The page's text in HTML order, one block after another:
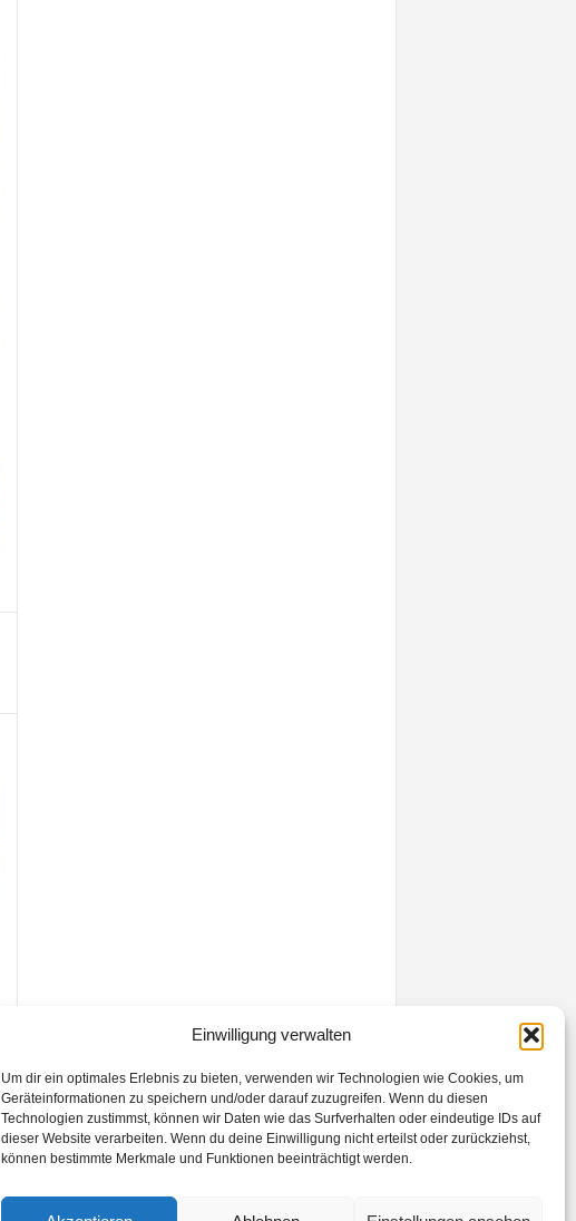
Einwilligung verwalten
Um dir ein optimales Erlebnis zu bieten, verwenden wir Technologien wie Cookies, um
Geräteinformationen zu speichern und/oder darauf zuzugreifen. Wenn du diesen
Technologien zustimmst, können wir Daten wie das Surfverhalten oder eindeutige IDs auf
dieser Website verarbeiten. Wenn du deine Einwilligung nicht erteilst oder zurückziehst,
können bestimmte Merkmale und Funktionen beeinträchtigt werden.